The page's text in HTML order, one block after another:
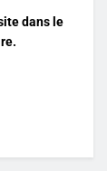
dans le